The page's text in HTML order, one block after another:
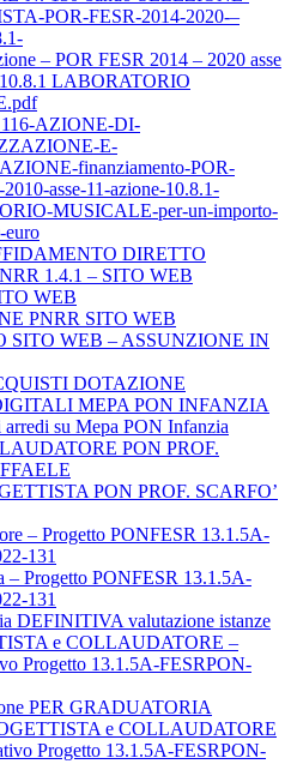
POR-FESR-2014-2020-–
– POR FESR 2014 – 2020 asse
10.8.1 LABORATORIO
116-AZIONE-DI-
E-
finanziamento-POR-
asse-11-azione-10.8.1-
MUSICALE-per-un-importo-
euro
DIRETTO
1.4.1 – SITO WEB
WEB
PNRR SITO WEB
SITO WEB – ASSUNZIONE IN
DOTAZIONE
MEPA PON INFANZIA
arredi su Mepa PON Infanzia
PON PROF.
PON PROF. SCARFO’
– Progetto PONFESR 13.1.5A-
131
– Progetto PONFESR 13.1.5A-
131
DEFINITIVA valutazione istanze
e COLLAUDATORE –
Progetto 13.1.5A-FESRPON-
PER GRADUATORIA
e COLLAUDATORE
Progetto 13.1.5A-FESRPON-